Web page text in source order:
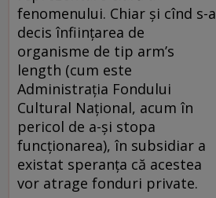
fenomenului. Chiar şi cînd s-a
decis înfiinţarea de
organisme de tip arm’s
length (cum este
Administraţia Fondului
Cultural Naţional, acum în
pericol de a-şi stopa
funcţionarea), în subsidiar a
existat speranţa că acestea
vor atrage fonduri private.